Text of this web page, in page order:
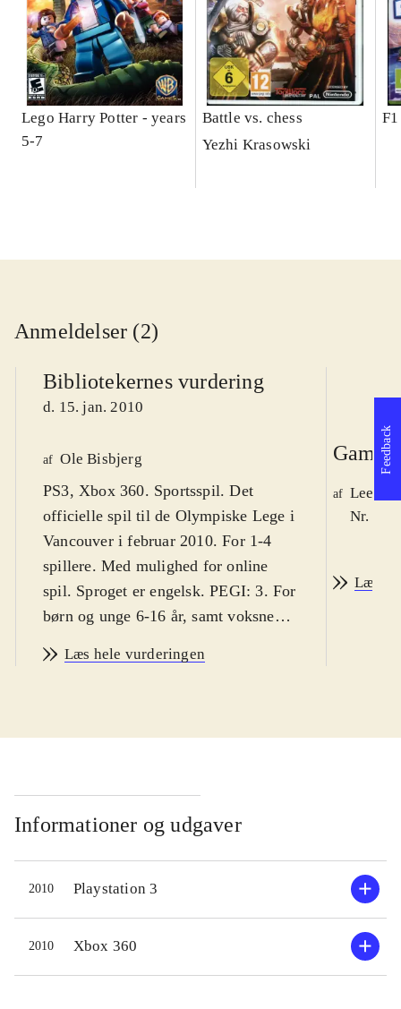
Lego Harry Potter - years
5-7
Battle vs. chess
Yezhi Krasowski
Anmeldelser (2)
Bibliotekernes vurdering
d. 15. jan. 2010
af Ole Bisbjerg
PS3, Xbox 360. Sportsspil. Det
officielle spil til de Olympiske Lege i
Vancouver i februar 2010. For 1-4
spillere. Med mulighed for online
spil. Sproget er engelsk. PEGI: 3. For
børn og unge 6-16 år, samt voksne
Man er hurtigt i gang med Vancouver
længere konkurrencer. Der er
forskellige olympiske discipliner,
primært indenfor skisport. En række
sportsgrene som fx curling og is-dans
er desværre udeladt. Sværhedsgraden
kan varieres, men er ret lav, specielt
fordi kontrollen ligner hinanden i de
forskellige sportsgrene. Man vælger
Læs hele vurderingen
Game
af Lee
Nr.
Læs
Informationer og udgaver
2010 Playstation 3
2010 Xbox 360
Feedback